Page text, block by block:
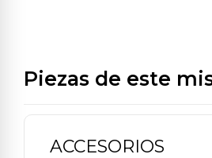
Piezas de este
ACCESORIOS